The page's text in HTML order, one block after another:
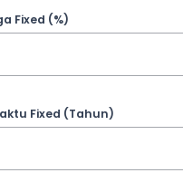
Fixed (%)
Fixed (Tahun)